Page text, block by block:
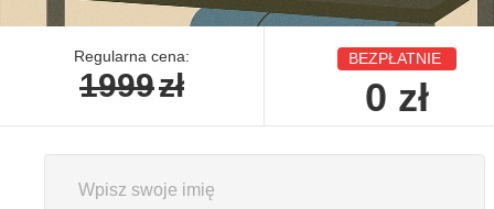
Regularna cena:
1999zł
BEZPŁATNIE
0 zł